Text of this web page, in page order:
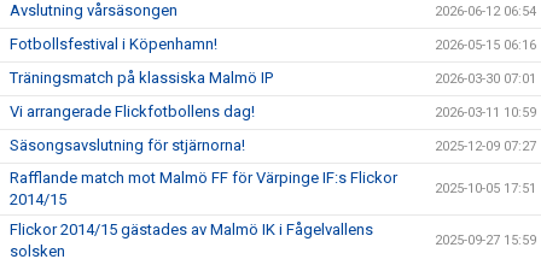
Avslutning vårsäsongen 2026-06-12 06:54
Fotbollsfestival i Köpenhamn! 2026-05-15 06:16
Träningsmatch på klassiska Malmö IP 2026-03-30 07:01
Vi arrangerade Flickfotbollens dag! 2026-03-11 10:59
Säsongsavslutning för stjärnorna! 2025-12-09 07:27
Rafflande match mot Malmö FF för Värpinge IF:s Flickor
2014/15
2025-10-05 17:51
Flickor 2014/15 gästades av Malmö IK i Fågelvallens
solsken
2025-09-27 15:59